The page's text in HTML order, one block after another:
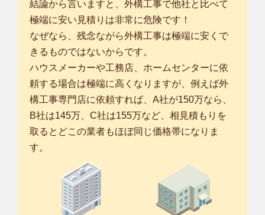
結論から言いますと、外構工事で他社と比べて
極端に安い見積りは非常に危険です！
なぜなら、残念ながら外構工事は極端に安くで
きるものではないからです。
ハウスメーカーや工務店、ホームセンターに依
頼する場合は極端に高くなりますが、例えば外
構工事専門店に依頼すれば、A社が150万なら、
B社は145万、C社は155万など、相見積もりを
取るとどこの業者もほぼ同じ価格帯になりま
す。